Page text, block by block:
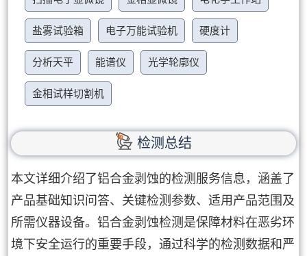
盐雾试验箱 电子万能试验机 硬度计
分析天平 能谱仪 光学轮廓仪
金相试样切割机
检测总结
本文详细介绍了铝合金剥蚀的检测服务信息，涵盖了
产品基础知识问答、关键检测参数、适用产品范围及
所需仪器设备。铝合金剥蚀检测是保障材料在恶劣环
境下安全运行的重要手段，通过科学的检测数据和严